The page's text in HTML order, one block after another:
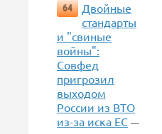
64
Двойные
стандарты
и "свиные
войны":
Совфед
пригрозил
выходом
России из ВТО
из-за иска ЕС —